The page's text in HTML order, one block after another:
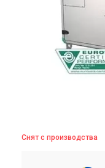
Снят с производства